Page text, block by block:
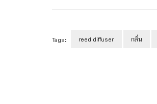
Tags: reed diffuser กลิ่น